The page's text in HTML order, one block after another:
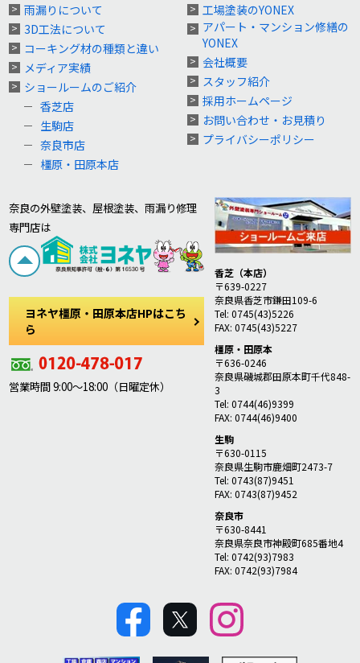
雨漏りについて
3D工法について
コーキング材の種類と違い
メディア実績
ショールームのご紹介
香芝店
生駒店
奈良市店
橿原・田原本店
工場塗装のYONEX
アパート・マンション修繕の
YONEX
会社概要
スタッフ紹介
採用ホームページ
お問い合わせ・お見積り
プライバシーポリシー
奈良の外壁塗装、屋根塗装、雨漏り修理
専門店は
ヨネヤ橿原・田原本店HPはこち
ら
営業時間 9:00～18:00（日曜定休）
香芝（本店）
〒639-0227
奈良県香芝市鎌田109-6
Tel: 0745(43)5226
FAX: 0745(43)5227
橿原・田原本
〒636-0246
奈良県磯城郡田原本町千代848-
3
Tel: 0744(46)9399
FAX: 0744(46)9400
生駒
〒630-0115
奈良県生駒市鹿畑町2473-7
Tel: 0743(87)9451
FAX: 0743(87)9452
奈良市
〒630-8441
奈良県奈良市神殿町685番地4
Tel: 0742(93)7983
FAX: 0742(93)7984